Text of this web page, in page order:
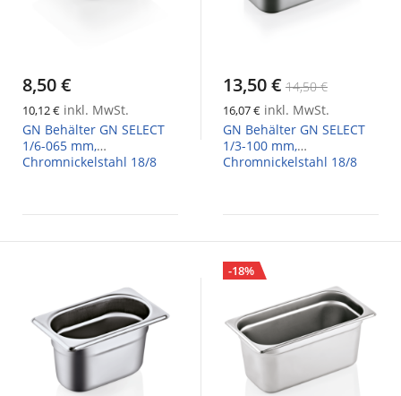
8,50 €
10,12 € inkl. MwSt.
GN Behälter GN SELECT
1/6-065 mm,
Chromnickelstahl 18/8
13,50 € 14,50 €
16,07 € inkl. MwSt.
GN Behälter GN SELECT
1/3-100 mm,
Chromnickelstahl 18/8
-18%